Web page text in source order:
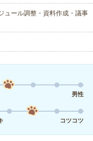
ュール調整・資料作成・議事
男性
コツコツ